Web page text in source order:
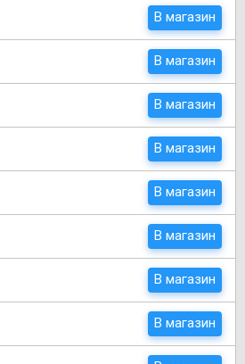
В магазин
В магазин
В магазин
В магазин
В магазин
В магазин
В магазин
В магазин